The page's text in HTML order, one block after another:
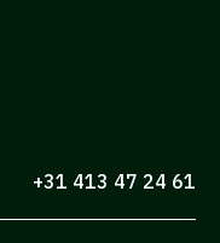
+31 413 47 24 61